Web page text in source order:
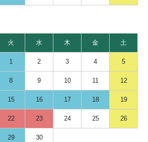
火 水 木 金 土
1 2 3 4 5
8 9 10 11 12
15 16 17 18 19
22 23 24 25 26
29 30